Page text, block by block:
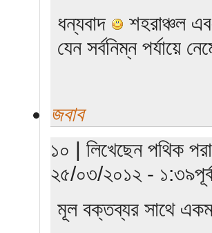
ধন্যবাদ
শহরাঞ্চল
যেন সর্বনিম্ন পর্যায়ে
জবাব
১০ | লিখেছেন পথিক
২৫/০৩/২০১২ -
মূল বক্তব্যর সাথে